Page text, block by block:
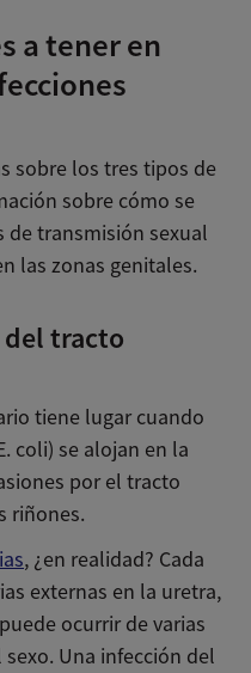
a tener en
sobre los tres tipos de
sobre cómo se
de transmisión sexual
las zonas genitales.
del tracto
tiene lugar cuando
coli) se alojan en la
por el tracto
riñones.
, ¿en realidad? Cada
externas en la uretra,
ocurrir de varias
Una infección del